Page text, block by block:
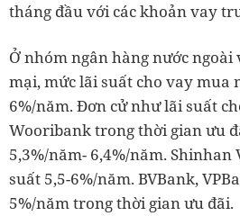
tháng đầu với các khoản vay
Ở nhóm ngân hàng nước
mại, mức lãi suất cho vay mua
6%/năm. Đơn cử như lãi suất
Wooribank trong thời gian ưu
5,3%/năm- 6,4%/năm. Shinhan
suất 5,5-6%/năm. BVBank,
5%/năm trong thời gian ưu đãi.